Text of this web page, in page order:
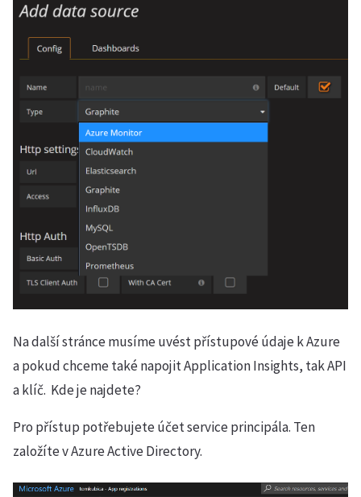
Na další stránce musíme uvést přístupové údaje k Azure
a pokud chceme také napojit Application Insights, tak API
a klíč. Kde je najdete?
Pro přístup potřebujete účet service principála. Ten
založíte v Azure Active Directory.